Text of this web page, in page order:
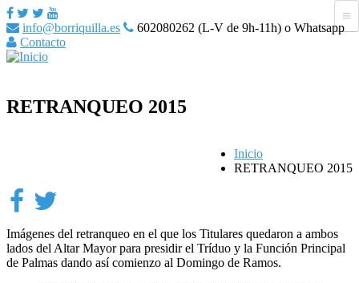
info@borriquilla.es
602080262 (L-V de 9h-11h) o Whatsapp
Contacto
RETRANQUEO 2015
Inicio
RETRANQUEO 2015
Imágenes del retranqueo en el que los Titulares quedaron a ambos
lados del Altar Mayor para presidir el Tríduo y la Función Principal
de Palmas dando así comienzo al Domingo de Ramos.